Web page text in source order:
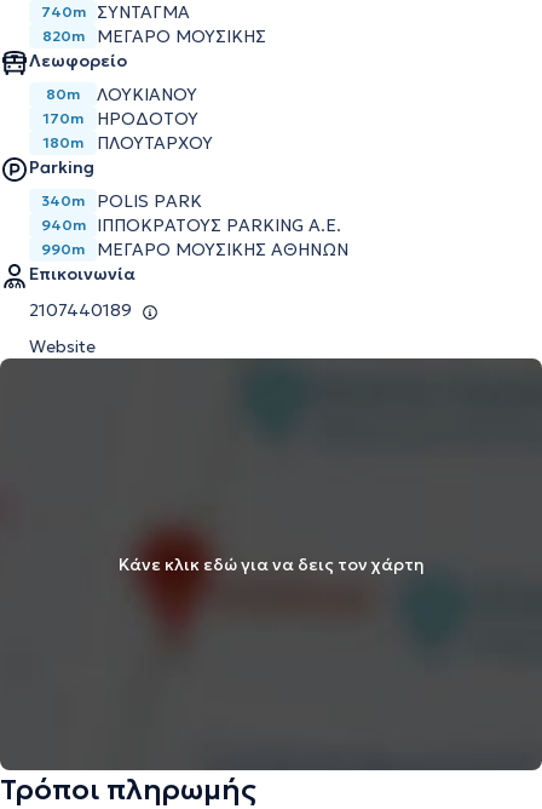
740m ΣΎΝΤΑΓΜΑ
820m
ΜΈΓΑΡΟ ΜΟΥΣΙΚΉΣ
Λεωφορείο
80m ΛΟΥΚΙΑΝΟΥ
170m ΗΡΟΔΟΤΟΥ
180m
ΠΛΟΥΤΑΡΧΟΥ
Parking
340m POLIS PARK
940m ΙΠΠΟΚΡΆΤΟΥΣ PARKING Α.Ε.
990m
ΜΕΓΆΡΟ ΜΟΥΣΙΚΉΣ ΑΘΗΝΏΝ
Επικοινωνία
2107440189
Website
Κάνε κλικ εδώ για να δεις τον χάρτη
Τρόποι πληρωμής